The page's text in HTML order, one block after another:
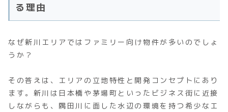
る理由
なぜ新川エリアではファミリー向け物件が多いのでしょ
うか？
その答えは、エリアの立地特性と開発コンセプトにあり
ます。新川は日本橋や茅場町といったビジネス街に近接
しながらも、隅田川に面した水辺の環境を持つ希少なエ